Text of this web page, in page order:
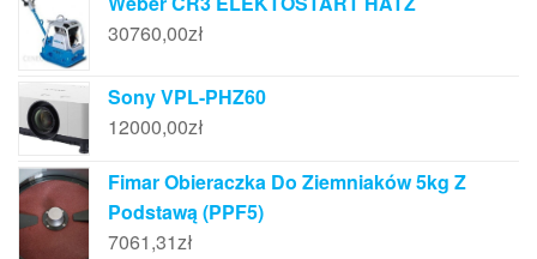
30760,00zł
Sony VPL-PHZ60
12000,00zł
Fimar Obieraczka Do Ziemniaków 5kg Z
Podstawą (PPF5)
7061,31zł